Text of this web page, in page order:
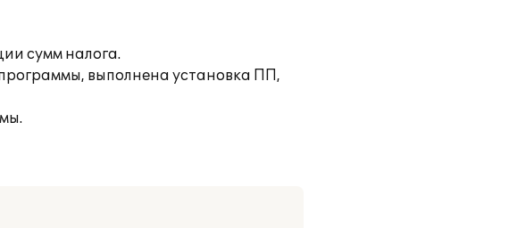
сумм налога.
выполнена установка ПП,